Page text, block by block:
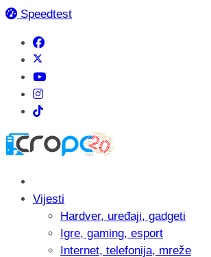
Speedtest
Vijesti
Hardver, uređaji, gadgeti
Igre, gaming, esport
Internet, telefonija, mreže